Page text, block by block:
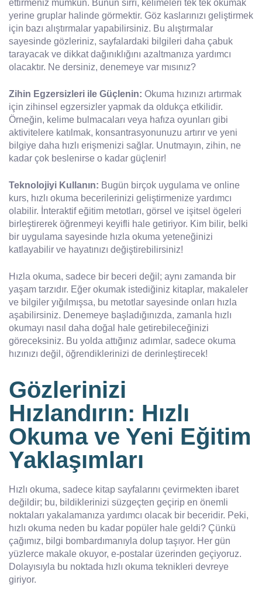
ettirmeniz mümkün. Bunun sırrı, kelimeleri tek tek okumak
yerine gruplar halinde görmektir. Göz kaslarınızı geliştirmek
için bazı alıştırmalar yapabilirsiniz. Bu alıştırmalar
sayesinde gözleriniz, sayfalardaki bilgileri daha çabuk
tarayacak ve dikkat dağınıklığını azaltmanıza yardımcı
olacaktır. Ne dersiniz, denemeye var mısınız?
Zihin Egzersizleri ile Güçlenin: Okuma hızınızı artırmak
için zihinsel egzersizler yapmak da oldukça etkilidir.
Örneğin, kelime bulmacaları veya hafıza oyunları gibi
aktivitelere katılmak, konsantrasyonunuzu artırır ve yeni
bilgiye daha hızlı erişmenizi sağlar. Unutmayın, zihin, ne
kadar çok beslenirse o kadar güçlenir!
Teknolojiyi Kullanın: Bugün birçok uygulama ve online
kurs, hızlı okuma becerilerinizi geliştirmenize yardımcı
olabilir. İnteraktif eğitim metotları, görsel ve işitsel ögeleri
birleştirerek öğrenmeyi keyifli hale getiriyor. Kim bilir, belki
bir uygulama sayesinde hızla okuma yeteneğinizi
katlayabilir ve hayatınızı değiştirebilirsiniz!
Hızla okuma, sadece bir beceri değil; aynı zamanda bir
yaşam tarzıdır. Eğer okumak istediğiniz kitaplar, makaleler
ve bilgiler yığılmışsa, bu metotlar sayesinde onları hızla
aşabilirsiniz. Denemeye başladığınızda, zamanla hızlı
okumayı nasıl daha doğal hale getirebileceğinizi
göreceksiniz. Bu yolda attığınız adımlar, sadece okuma
hızınızı değil, öğrendiklerinizi de derinleştirecek!
Gözlerinizi
Hızlandırın: Hızlı
Okuma ve Yeni Eğitim
Yaklaşımları
Hızlı okuma, sadece kitap sayfalarını çevirmekten ibaret
değildir; bu, bildiklerinizi süzgeçten geçirip en önemli
noktaları yakalamanıza yardımcı olacak bir beceridir. Peki,
hızlı okuma neden bu kadar popüler hale geldi? Çünkü
çağımız, bilgi bombardımanıyla dolup taşıyor. Her gün
yüzlerce makale okuyor, e-postalar üzerinden geçiyoruz.
Dolayısıyla bu noktada hızlı okuma teknikleri devreye
giriyor.